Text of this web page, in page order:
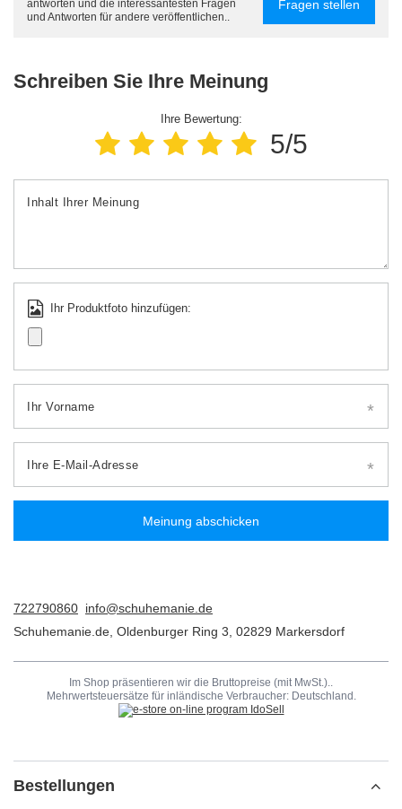
antworten und die interessantesten Fragen
und Antworten für andere veröffentlichen..
Fragen stellen
Schreiben Sie Ihre Meinung
Ihre Bewertung:
5/5
Inhalt Ihrer Meinung
Ihr Produktfoto hinzufügen:
Ihr Vorname
Ihre E-Mail-Adresse
Meinung abschicken
722790860 info@schuhemanie.de
Schuhemanie.de Oldenburger Ring 3 02829 Markersdorf
Im Shop präsentieren wir die Bruttopreise (mit MwSt.)..
Mehrwertsteuersätze für inländische Verbraucher: Deutschland .
Bestellungen